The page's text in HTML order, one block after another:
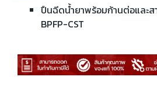
ปืนฉีดน้ำยาพร้อมก้านต่อและส
BPFP-CST